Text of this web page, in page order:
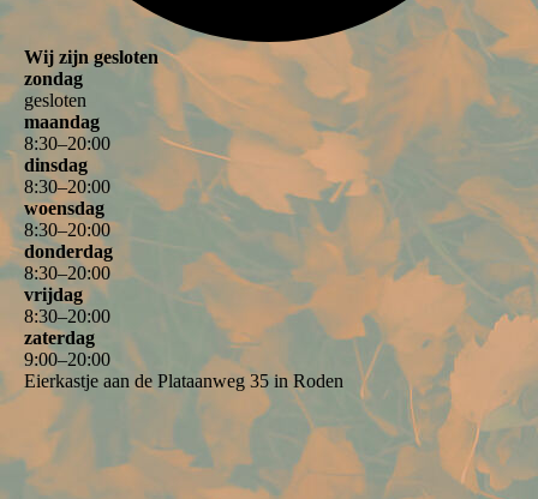
Wij zijn gesloten
zondag
gesloten
maandag
8:30–20:00
dinsdag
8:30–20:00
woensdag
8:30–20:00
donderdag
8:30–20:00
vrijdag
8:30–20:00
zaterdag
9:00–20:00
Eierkastje aan de Plataanweg 35 in Roden